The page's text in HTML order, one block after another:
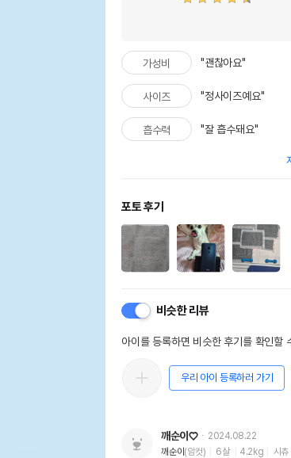
가성비 "괜찮아요"
사이즈 "정사이즈예요"
흡수력 "잘 흡수돼요"
포토 후기
비슷한 리뷰
아이를 등록하면 비슷한 후기를 확인할
우리 아이 등록하러 가기
깨순이♡
2024.08.22
깨순이(암컷) 6살 4.2kg 시츄